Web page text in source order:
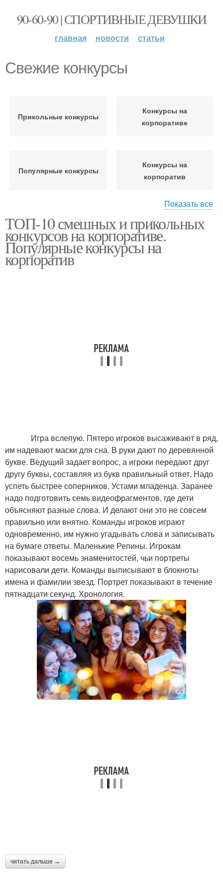
90-60-90 | СПОРТИВНЫЕ ДЕВУШКИ
главная новости статьи
Свежие конкурсы
Прикольные конкурсы
Конкурсы на
корпоративе
Популярные конкурсы
Конкурсы на
корпоратив
Смешные конкурсы
взрослых
Конкурсы для веселого
корпоратива
Конкурсы на новый год
Музыкальные конкурсы Конкурсы для женщин
Конкурсы для
коллектива
Показать все
ТОП-10 смешных и прикольных
конкурсов на корпоративе.
Популярные конкурсы на
корпоратив
Игра вслепую. Пятеро игроков высаживают в ряд,
им надевают маски для сна. В руки дают по деревянной
букве. Ведущий задает вопрос, а игроки передают друг
другу буквы, составляя из букв правильный ответ. Надо
успеть быстрее соперников. Устами младенца. Заранее
надо подготовить семь видеофрагментов, где дети
объясняют разные слова. И делают они это не совсем
правильно или внятно. Команды игроков играют
одновременно, им нужно угадывать слова и записывать
на бумаге ответы. Маленькие Репины. Игрокам
показывают восемь знаменитостей, чьи портреты
нарисовали дети. Команды выписывают в блокноты
имена и фамилии звезд. Портрет показывают в течение
пятнадцати секунд. Хронология.
читать дальше →